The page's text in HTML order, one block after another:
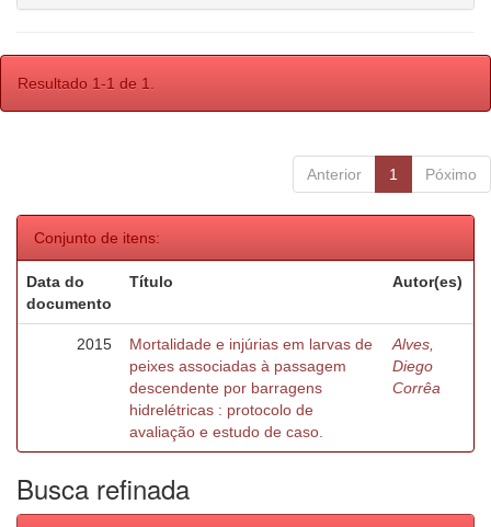
Resultado 1-1 de 1.
Anterior 1 Póximo
Conjunto de itens:
Data do
documento
Título Autor(es)
2015
Mortalidade e injúrias em larvas de
peixes associadas à passagem
descendente por barragens
hidrelétricas : protocolo de
avaliação e estudo de caso.
Alves,
Diego
Corrêa
Busca refinada